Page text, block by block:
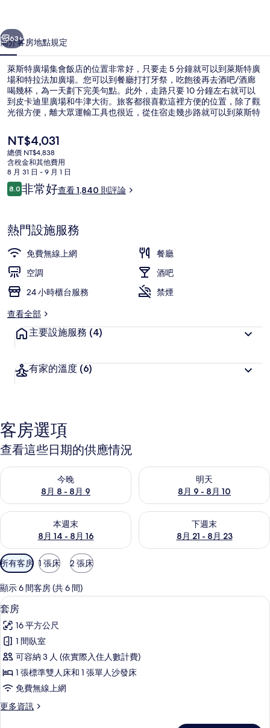
飯
店
的
相
片
集
個 下一個
63+
簡介客房地點規定
萊斯特廣場集會飯店的位置非常好，只要走 5 分鐘就可以到萊斯特廣
場和特拉法加廣場。您可以到餐廳打打牙祭，吃飽後再去酒吧/酒廊
喝幾杯，為一天劃下完美句點。此外，走路只要 10 分鐘左右就可以
到皮卡迪里廣場和牛津大街。旅客都很喜歡這裡方便的位置，除了觀
光很方便，離大眾運輸工具也很近，從住宿走幾步路就可以到萊斯特
目
前
的
價
格
是
NT$4,031
總價 NT$4,838
含稅金和其他費用
8 月 31 日 - 9 月 1 日
評
論
8.08.0 分，滿分 10 分，
非常好查看 1,840 則評論
熱門設施服務
免費無線上網
餐廳
空調
酒吧
24 小時櫃台服務
禁煙
查看全部
主要設施服務 (4)
有家的溫度 (6)
客房選項
查看這些日期的供應情況
今晚
8月 8 - 8月 9
查看今晚 (8月 8 - 8月 9) 的供應情況
明天
8月 9 - 8月 10
查看明天 (8月 9 - 8月 10) 的供
本週末
8月 14 - 8月 16
查看本週末 (8月 14 - 8月 16) 的供應情況
下週末
8月 21 - 8月 23
查看下週末 (8月 21 - 8月 23)
可
用
的
客
房
篩
選
條
所有客房 1 張床 2 張床
顯示 6 間客房 (共 6 間)
顯
示
套
房
的
所
相
11
套房
16 平方公尺
1 間臥室
可容納 3 人 (依實際入住人數計費)
1 張標準雙人床和 1 張單人沙發床
免費無線上網
更多資訊
更